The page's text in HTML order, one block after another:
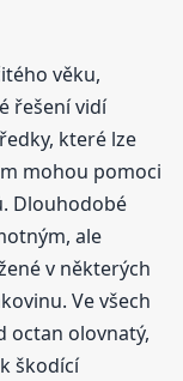
věku,
řešení vidí
které lze
mohou pomoci
Dlouhodobé
ale
v některých
Ve všech
octan olovnatý,
škodící